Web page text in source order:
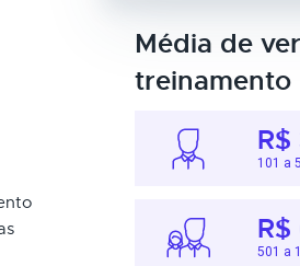
Média de
treinamento
101 a
501 a